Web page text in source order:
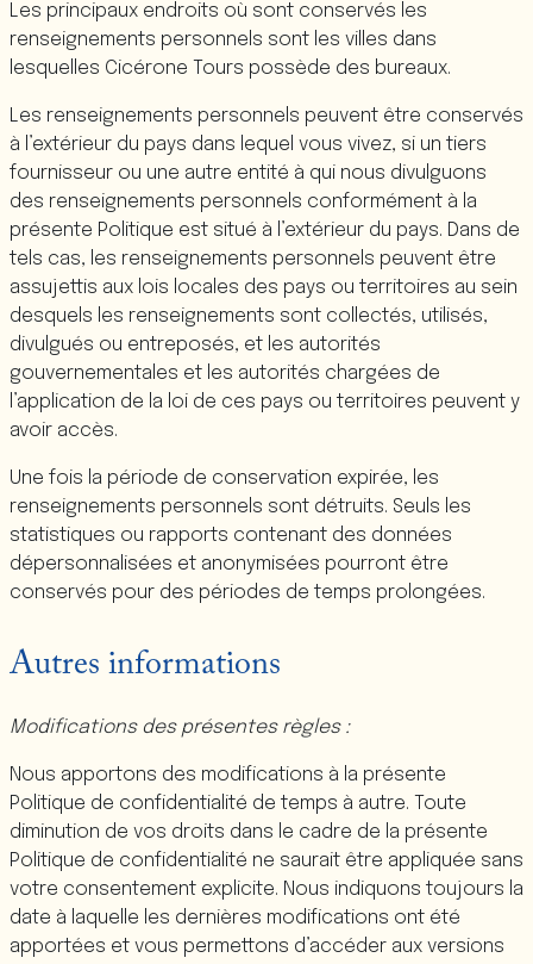
Les principaux endroits où sont conservés les
renseignements personnels sont les villes dans
lesquelles Cicérone Tours possède des bureaux.
Les renseignements personnels peuvent être conservés
à l’extérieur du pays dans lequel vous vivez, si un tiers
fournisseur ou une autre entité à qui nous divulguons
des renseignements personnels conformément à la
présente Politique est situé à l’extérieur du pays. Dans de
tels cas, les renseignements personnels peuvent être
assujettis aux lois locales des pays ou territoires au sein
desquels les renseignements sont collectés, utilisés,
divulgués ou entreposés, et les autorités
gouvernementales et les autorités chargées de
l’application de la loi de ces pays ou territoires peuvent y
avoir accès.
Une fois la période de conservation expirée, les
renseignements personnels sont détruits. Seuls les
statistiques ou rapports contenant des données
dépersonnalisées et anonymisées pourront être
conservés pour des périodes de temps prolongées.
Autres informations
Modifications des présentes règles :
Nous apportons des modifications à la présente
Politique de confidentialité de temps à autre. Toute
diminution de vos droits dans le cadre de la présente
Politique de confidentialité ne saurait être appliquée sans
votre consentement explicite. Nous indiquons toujours la
date à laquelle les dernières modifications ont été
apportées et vous permettons d’accéder aux versions